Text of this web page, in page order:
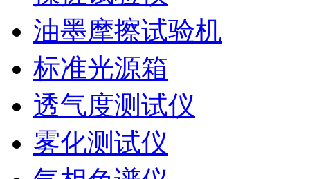
油墨摩擦试验机
标准光源箱
透气度测试仪
雾化测试仪